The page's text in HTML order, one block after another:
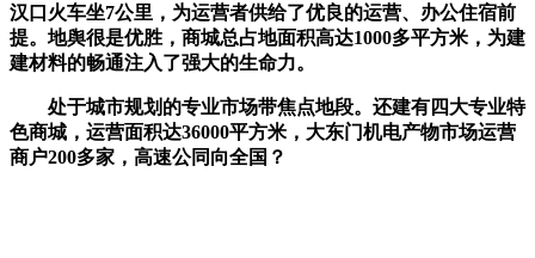
汉口火车坐7公里，为运营者供给了优良的运营、办公住宿前
提。地舆很是优胜，商城总占地面积高达1000多平方米，为建
建材料的畅通注入了强大的生命力。
处于城市规划的专业市场带焦点地段。还建有四大专业特
色商城，运营面积达36000平方米，大东门机电产物市场运营
商户200多家，高速公同向全国？